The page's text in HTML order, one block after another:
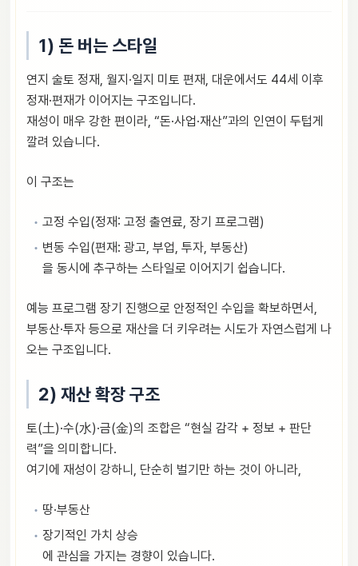
1) 돈 버는 스타일
연지 술토 정재, 월지·일지 미토 편재, 대운에서도 44세 이후
정재·편재가 이어지는 구조입니다.
재성이 매우 강한 편이라, “돈·사업·재산”과의 인연이 두텁게
깔려 있습니다.
이 구조는
고정 수입(정재: 고정 출연료, 장기 프로그램)
변동 수입(편재: 광고, 부업, 투자, 부동산)
을 동시에 추구하는 스타일로 이어지기 쉽습니다.
예능 프로그램 장기 진행으로 안정적인 수입을 확보하면서,
부동산·투자 등으로 재산을 더 키우려는 시도가 자연스럽게 나
오는 구조입니다.
2) 재산 확장 구조
토(土)·수(水)·금(金)의 조합은 “현실 감각 + 정보 + 판단
력”을 의미합니다.
여기에 재성이 강하니, 단순히 벌기만 하는 것이 아니라,
땅·부동산
장기적인 가치 상승
에 관심을 가지는 경향이 있습니다.